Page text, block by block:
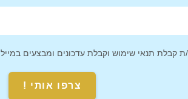
קבלת תנאי שימוש וקבלת עדכונים ומבצעים במייל
צרפו אותי !